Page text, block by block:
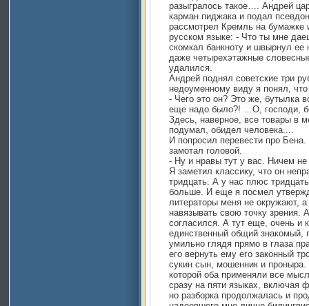
разыгралось такое…. Андрей
карман пиджака и подал
рассмотрел Кремль на бумажке
русском языке: - Что ты мне
скомкал банкноту и швырнул
даже четырехэтажные
удалился.
Андрей поднял советские три
недоуменному виду я понял,
- Чего это он? Это же, бутылка
еще надо было?! …О, господи,
Здесь, наверное, все товары в
подумал, обидел человека....
И попросил перевести про
замотал головой.
- Ну и нравы тут у вас. Ничем не
Я заметил классику, что он
тридцать. А у нас плюс
больше. И еще я посмел
литераторы меня не окружают,
навязывать свою точку зрения.
согласился. А тут еще, очень и
единственный общий знакомый,
умильно глядя прямо в глаза
его вернуть ему его законный
сукин сын, мошенник и проныра.
которой оба применяли все
сразу на пяти языках,
но разборка продолжалась и